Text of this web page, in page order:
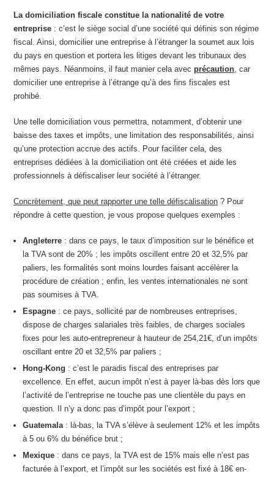
La domiciliation fiscale constitue la nationalité de votre
entreprise : c’est le siège social d’une société qui définis son régime
fiscal. Ainsi, domicilier une entreprise à l’étranger la soumet aux lois
du pays en question et portera les litiges devant les tribunaux des
mêmes pays. Néanmoins, il faut manier cela avecprécaution, car
domicilier une entreprise à l’étrange qu’à des fins fiscales est
prohibé.
Une telle domiciliation vous permettra, notamment, d’obtenir une
baisse des taxes et impôts, une limitation des responsabilités, ainsi
qu’une protection accrue des actifs. Pour faciliter cela, des
entreprises dédiées à la domiciliation ont été créées et aide les
professionnels à défiscaliser leur société à l’étranger.
Concrètement, que peut rapporter une telle défiscalisation ? Pour
répondre à cette question, je vous propose quelques exemples :
Angleterre : dans ce pays, le taux d’imposition sur le bénéfice et
la TVA sont de 20% ; les impôts oscillent entre 20 et 32,5% par
paliers, les formalités sont moins lourdes faisant accélérer la
procédure de création ; enfin, les ventes internationales ne sont
pas soumises à TVA.
Espagne : ce pays, sollicité par de nombreuses entreprises,
dispose de charges salariales très faibles, de charges sociales
fixes pour les auto-entrepreneur à hauteur de 254,21€, d’un impôts
oscillant entre 20 et 32,5% par paliers ;
Hong-Kong : c’est le paradis fiscal des entreprises par
excellence. En effet, aucun impôt n’est à payer là-bas dès lors que
l’activité de l’entreprise ne touche pas une clientèle du pays en
question. Il n’y a donc pas d’impôt pour l’export ;
Guatemala: là-bas, la TVA s’élève à seulement 12% et les impôts
à 5 ou 6% du bénéfice brut ;
Mexique : dans ce pays, la TVA est de 15% mais elle n’est pas
facturée à l’export, et l’impôt sur les sociétés est fixé à 18€ en-